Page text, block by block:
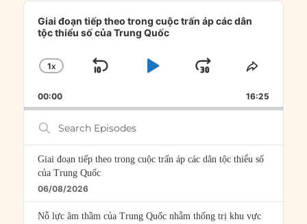
Audio
Player
Giai đoạn tiếp theo trong cuộc trấn áp các dân
tộc thiểu số của Trung Quốc
CHANGE
RATE
1X
SKIP
PLAYJUMP
FORWARD
SHARE
00:00 16:25
Search
Episodes
Giai đoạn tiếp theo trong cuộc trấn áp các dân tộc thiểu số
của Trung Quốc
06/08/2026
Nỗ lực âm thầm của Trung Quốc nhằm thống trị khu vực